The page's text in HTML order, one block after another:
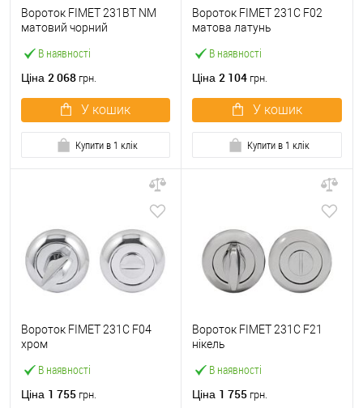
В наявності
Вороток FIMET 231BT NM
матовий чорний
Ціна 2 068 грн.
У кошик
Купити в 1 клік
В наявності
Вороток FIMET 231C F02
матова латунь
Ціна 2 104 грн.
У кошик
Купити в 1 клік
В наявності
Вороток FIMET 231C F04
хром
Ціна 1 755 грн.
В наявності
Вороток FIMET 231C F21
нікель
Ціна 1 755 грн.